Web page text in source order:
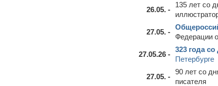
26.05. -
135 лет со
27.05. -
Федерации
27.05.26 -
323 года со
Петербурге
27.05. -
90 лет со
писателя